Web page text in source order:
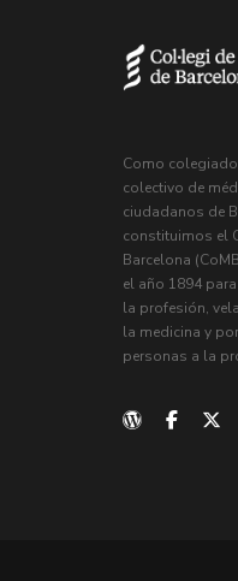
Como
colectivo de
ciudadanos de
constituimos el
Barcelona
el año 1894
la profesión,
la medicina y
personas a la